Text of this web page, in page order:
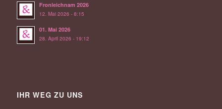
Fronleichnam 2026
12. Mai 2026 - 8:15
01. Mai 2026
28. April 2026 - 19:12
IHR WEG ZU UNS